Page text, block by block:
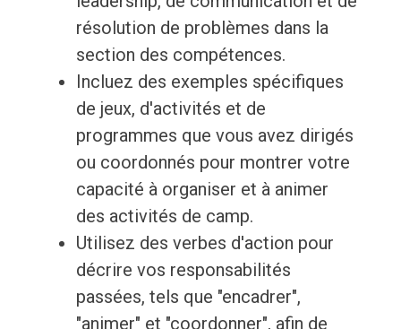
résolution de problèmes dans la
section des compétences.
Incluez des exemples spécifiques
de jeux, d'activités et de
programmes que vous avez dirigés
ou coordonnés pour montrer votre
capacité à organiser et à animer
des activités de camp.
Utilisez des verbes d'action pour
décrire vos responsabilités
passées, tels que "encadrer",
"animer" et "coordonner", afin de